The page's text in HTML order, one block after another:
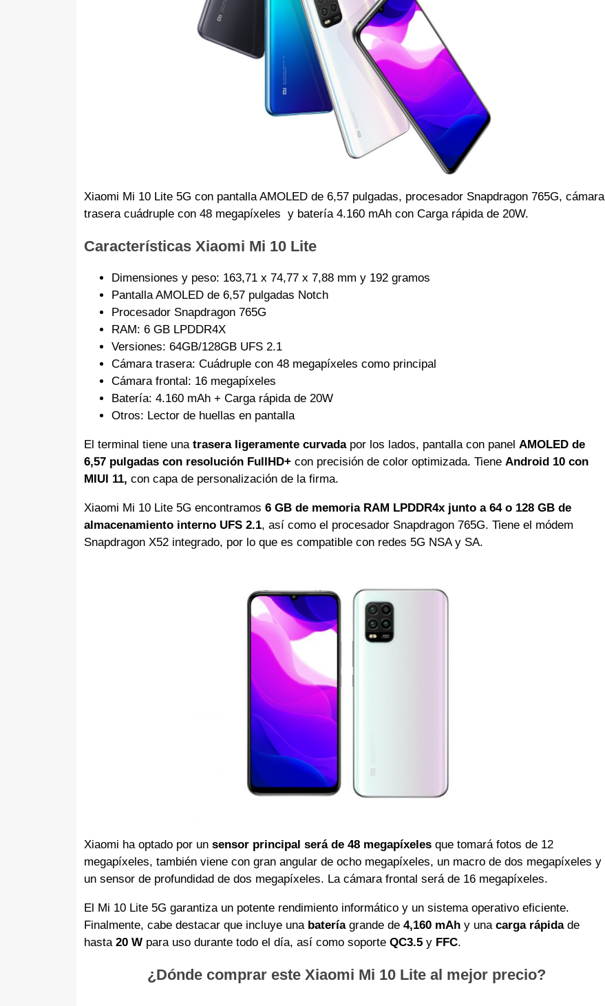
Xiaomi Mi 10 Lite 5G con pantalla AMOLED de 6,57 pulgadas, procesador Snapdragon 765G, cámara
trasera cuádruple con 48 megapíxeles y batería 4.160 mAh con Carga rápida de 20W.
Características Xiaomi Mi 10 Lite
Dimensiones y peso: 163,71 x 74,77 x 7,88 mm y 192 gramos
Pantalla AMOLED de 6,57 pulgadas Notch
Procesador Snapdragon 765G
RAM: 6 GB LPDDR4X
Versiones: 64GB/128GB UFS 2.1
Cámara trasera: Cuádruple con 48 megapíxeles como principal
Cámara frontal: 16 megapíxeles
Batería: 4.160 mAh + Carga rápida de 20W
Otros: Lector de huellas en pantalla
El terminal tiene una trasera ligeramente curvadapor los lados, pantalla con panel AMOLED de
6,57 pulgadas con resolución FullHD+ con precisión de color optimizada. Tiene Android 10 con
MIUI 11, con capa de personalización de la firma.
Xiaomi Mi 10 Lite 5G encontramos 6 GB de memoria RAM LPDDR4x junto a 64 o 128 GB de
almacenamiento interno UFS 2.1, así como el procesador Snapdragon 765G. Tiene el módem
Snapdragon X52 integrado, por lo que es compatible con redes 5G NSA y SA.
Xiaomi ha optado por un sensor principal será de 48 megapíxeles que tomará fotos de 12
megapíxeles, también viene con gran angular de ocho megapíxeles, un macro de dos megapíxeles y
un sensor de profundidad de dos megapíxeles. La cámara frontal será de 16 megapíxeles.
El Mi 10 Lite 5G garantiza un potente rendimiento informático y un sistema operativo eficiente.
Finalmente, cabe destacar que incluye una bateríagrande de 4,160 mAh y unacarga rápidade
hasta20 W para uso durante todo el día, así como soporte QC3.5 y FFC.
¿Dónde comprar este Xiaomi Mi 10 Lite al mejor precio?